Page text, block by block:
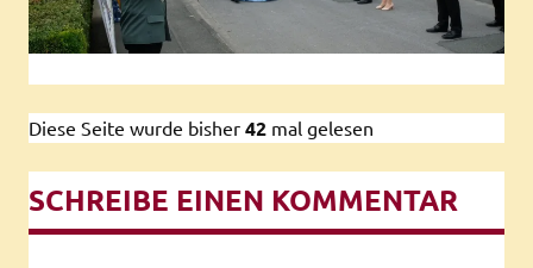
Diese Seite wurde bisher 42 mal gelesen
SCHREIBE EINEN KOMMENTAR